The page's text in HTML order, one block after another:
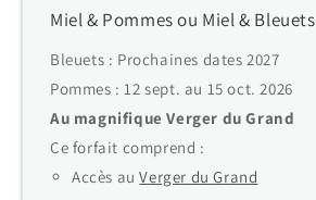
Miel & Pommes ou Miel & Bleuets
Bleuets : Prochaines dates 2027
Pommes : 12 sept. au 15 oct. 2026
Au magnifique Verger du Grand
Ce forfait comprend :
Accès auVerger du Grand